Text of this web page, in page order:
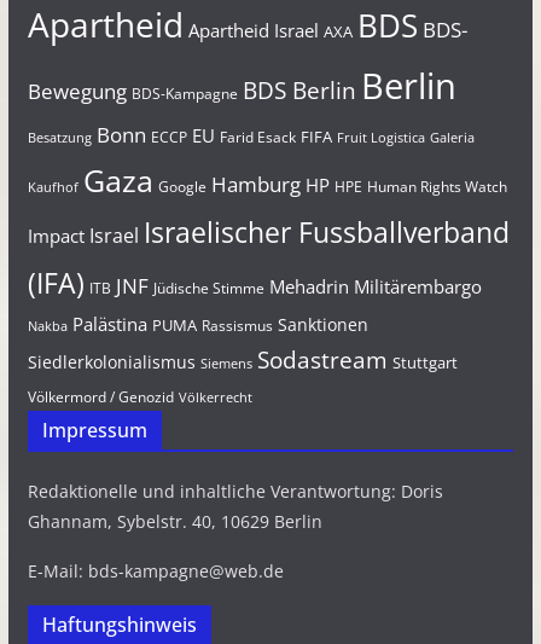
Apartheid Apartheid Israel AXA BDS BDS-
Bewegung BDS-Kampagne BDS Berlin Berlin
Besatzung Bonn ECCP EU Farid Esack FIFA Fruit Logistica Galeria
Kaufhof Gaza Google Hamburg HP HPE Human Rights Watch
Impact Israel Israelischer Fussballverband
(IFA) ITB JNF Jüdische Stimme Mehadrin Militärembargo
Nakba Palästina PUMA Rassismus Sanktionen
Siedlerkolonialismus Siemens Sodastream Stuttgart
Völkermord / Genozid Völkerrecht
Impressum
Redaktionelle und inhaltliche Verantwortung: Doris
Ghannam, Sybelstr. 40, 10629 Berlin
E-Mail: bds-kampagne@web.de
Haftungshinweis